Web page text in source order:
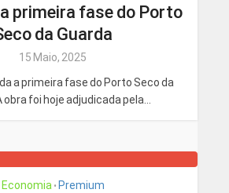
primeira fase do Porto
da Guarda
15 Maio, 2025
a primeira fase do Porto Seco da
obra foi hoje adjudicada pela...
Economia • Premium